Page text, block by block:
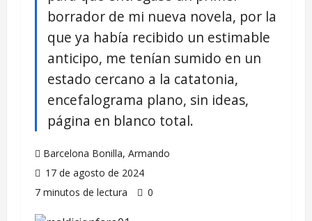
borrador de mi nueva novela, por la
que ya había recibido un estimable
anticipo, me tenían sumido en un
estado cercano a la catatonia,
encefalograma plano, sin ideas,
página en blanco total.
Barcelona Bonilla, Armando
17 de agosto de 2024
7 minutos de lectura
0